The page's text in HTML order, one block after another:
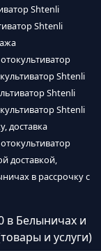
Shtenli
Shtenli
Shtenli
Shtenli
Shtenli
доставка
доставкой,
в рассрочку с
в Белыничах и
и услуги)